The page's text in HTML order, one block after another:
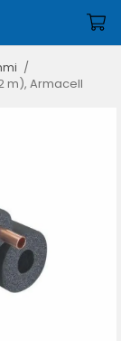
/
m), Armacell